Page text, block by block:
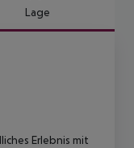
Lage
Erlebnis mit